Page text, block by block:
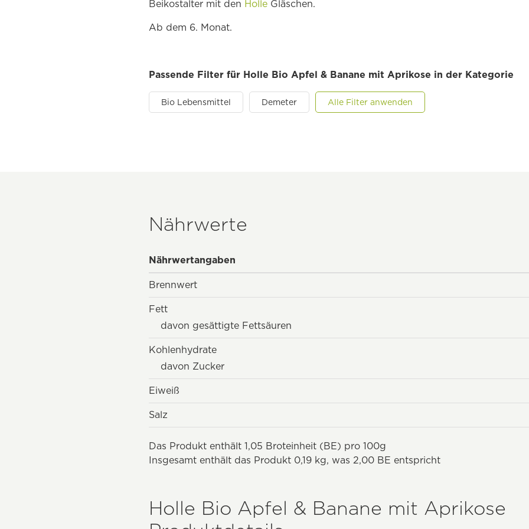
Beikostalter mit den Holle Gläschen.
Ab dem 6. Monat.
Passende Filter für Holle Bio Apfel & Banane mit Aprikose in der Kategorie
Bio Lebensmittel Demeter Alle Filter anwenden
Nährwerte
Nährwertangaben
Brennwert
Fett
davon gesättigte Fettsäuren
Kohlenhydrate
davon Zucker
Eiweiß
Salz
Das Produkt enthält 1,05 Broteinheit (BE) pro 100g
Insgesamt enthält das Produkt 0,19 kg, was 2,00 BE entspricht
Holle Bio Apfel & Banane mit Aprikose